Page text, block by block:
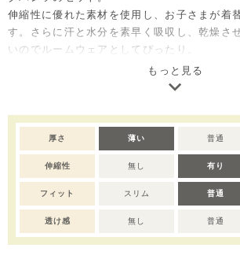
伸縮性に優れた素材を使用し、お子さまが着
す。さらに汗と水分を素早く吸収し、乾燥さ
いのでルームウェアとしてぴったり。
ご自宅用としてはもちろん、出産祝いやベビ
も喜ばれるセットアイテムです。
※サイズによってボタンの仕様が変わります
さい。80サイズ：ボタン前全開き、90-110
開き、120サイズ：ボタン無し。
※撮影･モニター環境等により実際の商品の色
場合がございます。
※濃色部分は、摩擦や汗・雨などにより、他
グ等に色移りする場合がございます。淡色の
や着用の際は、十分ご注意ください。
もっと見る
厚さ 薄い 普通
伸縮性 無し 有り
フィット スリム 普通
透け感 無し 普通